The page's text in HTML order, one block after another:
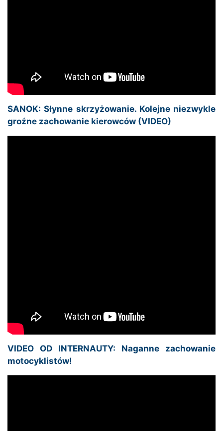
SANOK: Słynne skrzyżowanie. Kolejne niezwykle
groźne zachowanie kierowców (VIDEO)
VIDEO OD INTERNAUTY: Naganne zachowanie
motocyklistów!